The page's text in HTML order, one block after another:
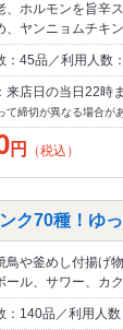
、ホルモンを旨辛
、ヤンニョムチキ
：45品／利用人数
来店日の当日22時
締切が異なる場合が
円 （税込）
ク70種！ゆ
鳥や釜めし付揚げ
ール、サワー、カ
：140品／利用人数